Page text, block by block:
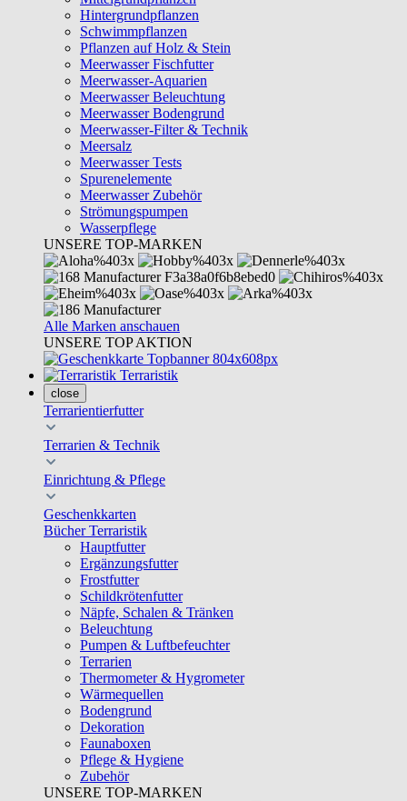
Hintergrundpflanzen
Schwimmpflanzen
Pflanzen auf Holz & Stein
Meerwasser Fischfutter
Meerwasser-Aquarien
Meerwasser Beleuchtung
Meerwasser Bodengrund
Meerwasser-Filter & Technik
Meersalz
Meerwasser Tests
Spurenelemente
Meerwasser Zubehör
Strömungspumpen
Wasserpflege
UNSERE TOP-MARKEN
Alle Marken anschauen
UNSERE TOP AKTION
Terraristik
close
Terrarientierfutter
Terrarien & Technik
Einrichtung & Pflege
Geschenkkarten
Bücher Terraristik
Hauptfutter
Ergänzungsfutter
Frostfutter
Schildkrötenfutter
Näpfe, Schalen & Tränken
Beleuchtung
Pumpen & Luftbefeuchter
Terrarien
Thermometer & Hygrometer
Wärmequellen
Bodengrund
Dekoration
Faunaboxen
Pflege & Hygiene
Zubehör
UNSERE TOP-MARKEN